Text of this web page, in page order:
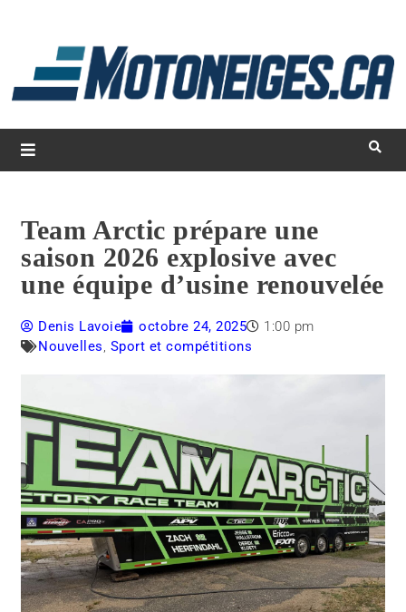
Magazine Motoneiges.ca
Team Arctic prépare une
saison 2026 explosive avec
une équipe d’usine renouvelée
Denis Lavoie octobre 24, 2025
1:00 pm
Nouvelles, Sport et compétitions